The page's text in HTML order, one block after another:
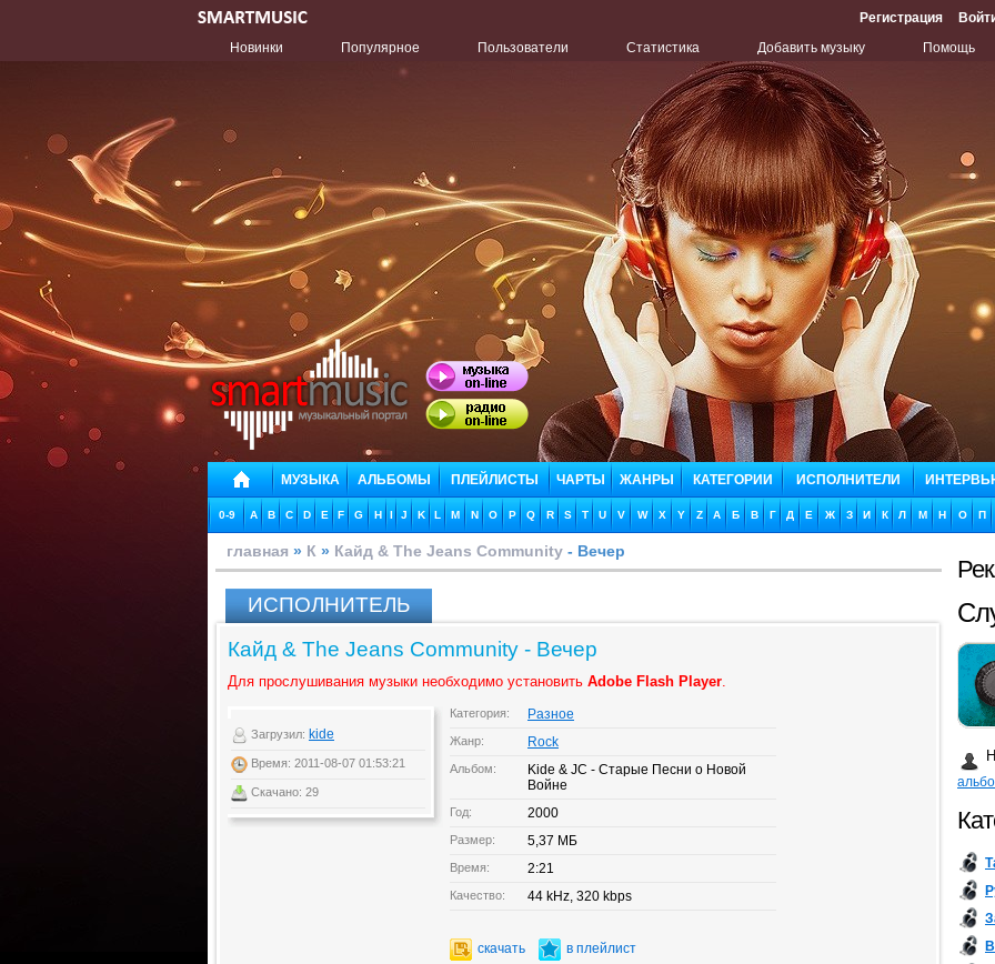
Регистрация
Новинки
Популярное Пользователи Статистика Добавить музыку Помощь
МУЗЫКА АЛЬБОМЫ ПЛЕЙЛИСТЫ ЧАРТЫ ЖАНРЫ КАТЕГОРИИ ИСПОЛНИТЕЛИ
0-9 A B C D E F G H I J K L M N O P Q R S T U V W X Y Z А Б В Г Д Е Ж З И К Л М Н О П
главная » К » Кайд & The Jeans Community - Вечер
ИСПОЛНИТЕЛЬ
Кайд & The Jeans Community - Вечер
Для прослушивания музыки необходимо установить Adobe Flash Player.
Загрузил: kide
Время: 2011-08-07 01:53:21
Скачано: 29
Категория: Разное
Жанр: Rock
Альбом:
Kide & JC - Старые Песни о Новой
Войне
Год: 2000
Размер: 5,37 МБ
Время: 2:21
Качество: 44 kHz, 320 kbps
скачать в плейлист